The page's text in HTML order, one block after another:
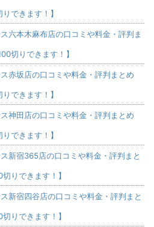
できます！】
六本木麻布店の口コミや料金・評判ま
切りできます！】
赤坂店の口コミや料金・評判まとめ
できます！】
神田店の口コミや料金・評判まとめ
できます！】
新宿365店の口コミや料金・評判まと
りできます！】
新宿四谷店の口コミや料金・評判まと
りできます！】